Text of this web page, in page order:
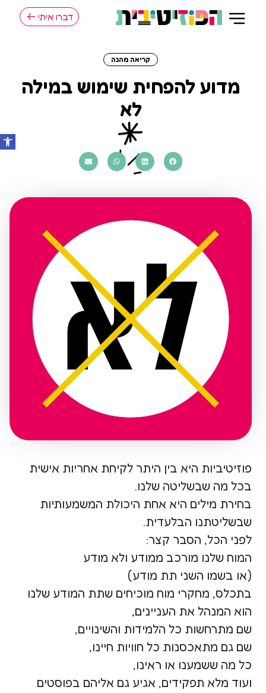
דברו איתי
קריאה מהנה
מדוע להפחית שימוש במילה
לא
פוזיטיביות היא בין היתר לקיחת אחריות אישית
בכל מה שבשליטה שלנו.
בחירת מילים היא אחת היכולת המשמעותיות
שבשליטתנו הבלעדית.
לפני הכל, הסבר קצר:
המוח שלנו מורכב ממודע ולא מודע
(או בשמו השני תת מודע)
בתכלס, מחקרי מוח מוכיחים שתת המודע שלנו
הוא המנהל את העניינים,
שם מתרחשות כל הלמידות והשינויים,
שם גם מתאכסנות כל חוויות חיינו,
כל מה ששמענו או ראינו,
ועוד מלא תפקידים, אגיע גם אליהם בפוסטים